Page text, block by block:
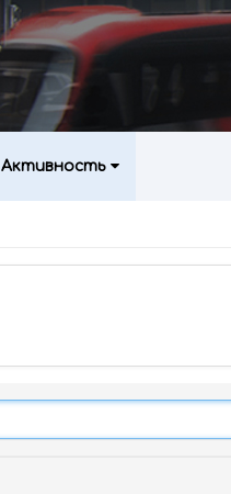
Активность